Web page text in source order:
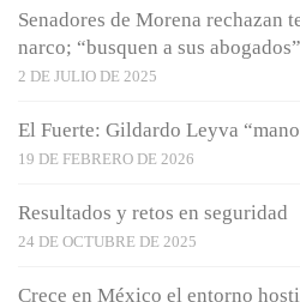
Senadores de Morena rechazan
narco; “busquen a sus
2 DE JULIO DE 2025
El Fuerte: Gildardo Leyva
19 DE FEBRERO DE 2026
Resultados y retos en seguridad
24 DE OCTUBRE DE 2025
Crece en México el entorno